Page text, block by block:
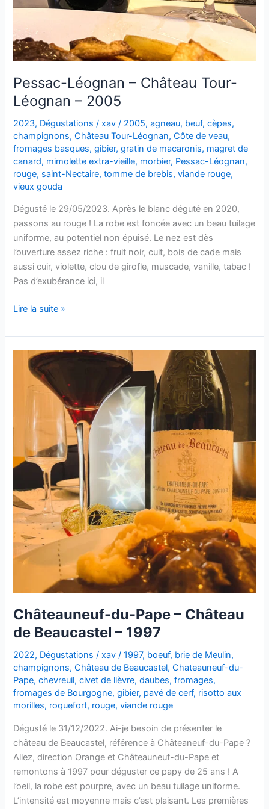
Pessac-Léognan – Château Tour-
Léognan – 2005
2023, Dégustations /xav / 2005,agneau, beuf,cèpes,
champignons,Château Tour-Léognan,Côte de veau,
fromages basques,gibier,gratin de macaronis, magret de
canard, mimolette extra-vieille, morbier, Pessac-Léognan,
rouge, saint-Nectaire,tomme de brebis,viande rouge,
vieux gouda
Dégusté le 29/05/2023. Après le blanc déguté en 2020,
passons au rouge ! La robe est foncée avec un beau tuilage
uniforme, au potentiel non épuisé. Le nez est dès
l’ouverture assez riche : fruit noir, cuit, bois de cade mais
aussi cuir, violette, clou de girofle, muscade, vanille, tabac !
Pas d’exubérance ici, il
Pessac-
–
Château
Tour-
Léognan
Lire la suite »
Châteauneuf-du-Pape – Château
de Beaucastel – 1997
2022, Dégustations /xav/1997, boeuf, brie de Meulin,
champignons,Château de Beaucastel,Chateauneuf-du-
Pape,chevreuil,civet de lièvre,daubes,fromages,
fromages de Bourgogne,gibier, pavé de cerf, risotto aux
morilles, roquefort, rouge,viande rouge
Dégusté le 31/12/2022. Ai-je besoin de présenter le
château de Beaucastel, référence à Châteaneuf-du-Pape ?
Allez, direction Orange et Châteauneuf-du-Pape et
remontons à 1997 pour déguster ce papy de 25 ans ! A
l’oeil, la robe est pourpre, avec un beau tuilage uniforme.
L’intensité est moyenne mais c’est plaisant. Les premières